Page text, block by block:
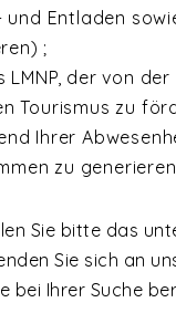
Entladen
;
der von
Tourismus zu
Ihrer
zu
Sie bitte das
Sie sich an
bei Ihrer Suche